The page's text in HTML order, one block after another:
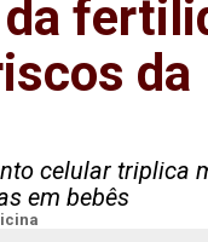
da
celular triplica
em bebês